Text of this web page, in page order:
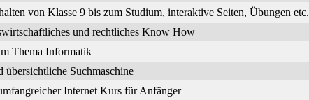
von Klasse 9 bis zum Studium, interaktive Seiten, Übungen etc.
und rechtliches Know How
Thema Informatik
übersichtliche Suchmaschine
Internet Kurs für Anfänger